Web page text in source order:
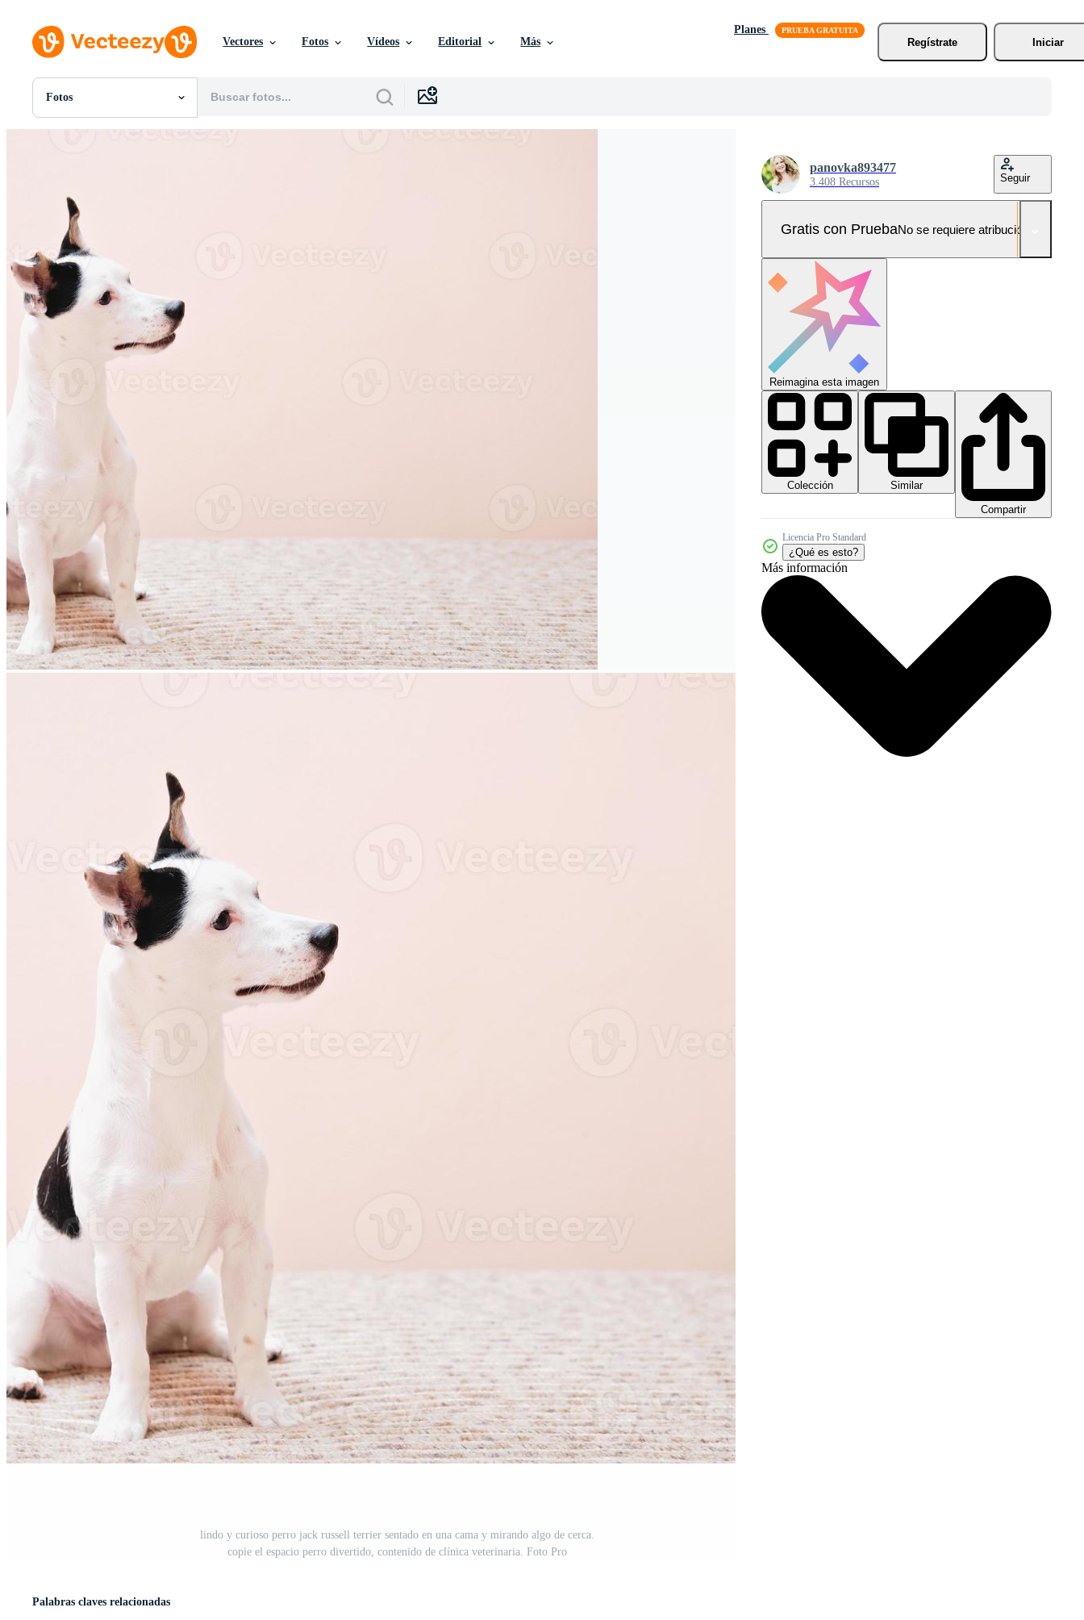
Vectores Fotos Vídeos Editorial Más
Planes
Regístrate
Iniciar
Fotos
Todas Imágenes
Plantillas
Vectores
Videos
Gráficos en Movimiento
Imágenes Editoriales
Eventos Editoriales
lindo y curioso perro jack russell terrier sentado en una cama y mirando algo de cerca.
copie el espacio perro divertido, contenido de clínica veterinaria. Foto Pro
panovka893477
3.408 Recursos Seguir
Gratis con PruebaNo se requiere atribución!
Reimagina esta imagen
Colección
Similar
Compartir
Licencia Pro Standard
¿Qué es esto?
Más información
Palabras claves relacionadas